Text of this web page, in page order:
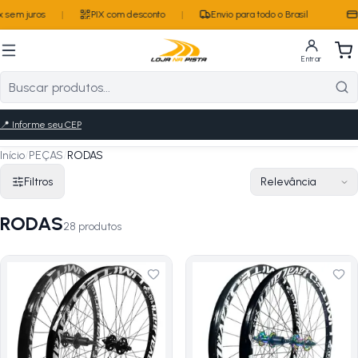
juros PIX com desconto Envio para todo o Brasil
Entrar
📍 Informe seu CEP
Início/PEÇAS/RODAS
Filtros
RODAS28 produtos